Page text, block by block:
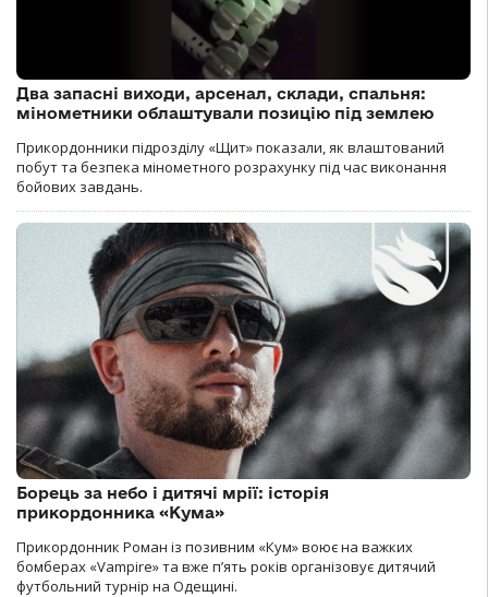
Два запасні виходи, арсенал, склади, спальня:
мінометники облаштували позицію під землею
Прикордонники підрозділу «Щит» показали, як влаштований
побут та безпека мінометного розрахунку під час виконання
бойових завдань.
Борець за небо і дитячі мрії: історія
прикордонника «Кума»
Прикордонник Роман із позивним «Кум» воює на важких
бомберах «Vampire» та вже п’ять років організовує дитячий
футбольний турнір на Одещині.